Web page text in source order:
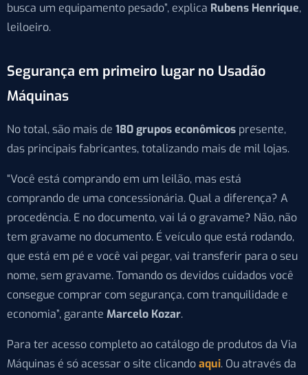
busca um equipamento pesado”, explica Rubens Henrique,
leiloeiro.
Segurança em primeiro lugar no Usadão
Máquinas
No total, são mais de 180 grupos econômicos presente,
das principais fabricantes, totalizando mais de mil lojas.
“Você está comprando em um leilão, mas está
comprando de uma concessionária. Qual a diferença? A
procedência. E no documento, vai lá o gravame? Não, não
tem gravame no documento. É veículo que está rodando,
que está em pé e você vai pegar, vai transferir para o seu
nome, sem gravame. Tomando os devidos cuidados você
consegue comprar com segurança, com tranquilidade e
economia”, garante Marcelo Kozar.
Para ter acesso completo ao catálogo de produtos da Via
Máquinas é só acessar o site clicandoaqui. Ou através da